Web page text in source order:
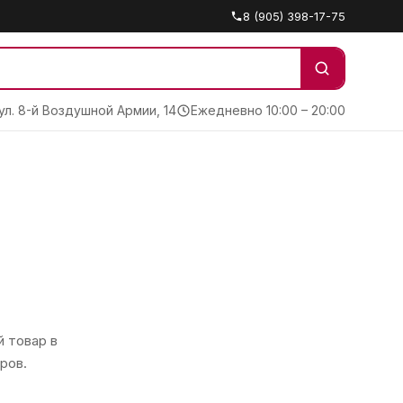
8 (905) 398-17-75
8-й Воздушной Армии, 14 Ежедневно 10:00 – 20:00
товар в